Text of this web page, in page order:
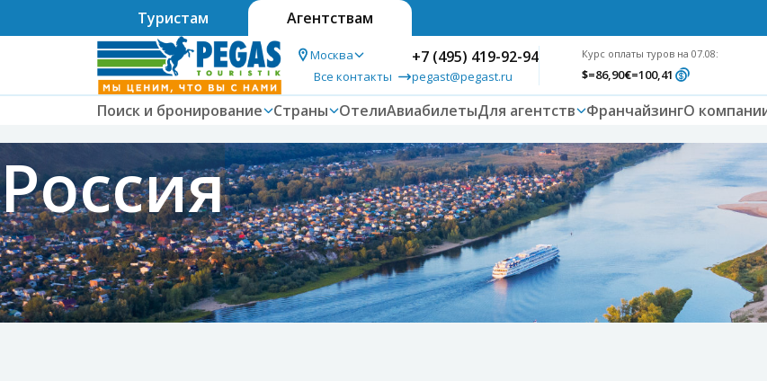
Туристам Агентствам
Москва
Все контакты
+7 (495) 419-92-94
pegast@pegast.ru
Курс оплаты туров на 07.08:
$=86,90€=100,41
Поиск и бронирование Страны ОтелиАвиабилетыДля агентств ФранчайзингО
Россия